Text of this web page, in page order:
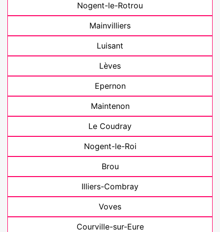
Nogent-le-Rotrou
Mainvilliers
Luisant
Lèves
Epernon
Maintenon
Le Coudray
Nogent-le-Roi
Brou
Illiers-Combray
Voves
Courville-sur-Eure